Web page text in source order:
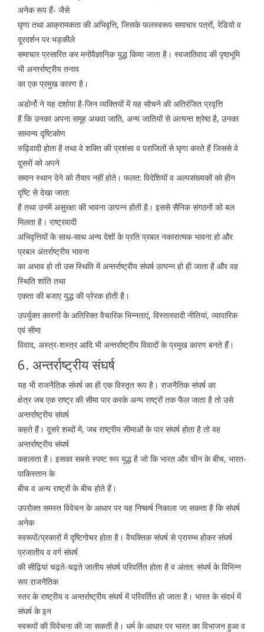
अनेक रूप हैं- जैसे
घृणा तथा आक्रामकता की अभिवृत्ति, जिसके फलस्वरूप समाचार पत्रों, रेडियो व
दूरदर्शन पर भड़कीले
समाचार प्रसारित कर मनोवैज्ञानिक युद्ध किया जाता है। स्वजातिवाद की पृष्ठभूमि
भी अन्तर्राष्ट्रीय तनाव
का एक प्रमुख कारण है।
अडोर्नो ने यह दर्शाया है-जिन व्यक्तियों में यह सोचने की अतिरंजित प्रवृत्ति
है कि उनका अपना समूह अथवा जाति, अन्य जातियों से अत्यन्त श्रेष्ठ है, उनका
सामान्य दृष्टिकोण
रुढ़िवादी होता है तथा वे शक्ति की प्रशंसा व पराजितों से घृणा करते हैं जिससे वे
दूसरों को अपने
समान स्थान देने को तैयार नहीं होते। फलत: विदेशियों व अल्पसंख्यकों को हीन
दृष्टि से देखा जाता
है तथा उनमें असुरक्षा की भावना उत्पन्न होती है। इससे सैनिक संगठनों को बल
मिलता है। राष्ट्रवादी
अभिवृत्तियों के साथ-साथ अन्य देशों के प्रति प्रबल नकारात्मक भावना हो और
प्रबल अंतर्राष्ट्रीय भावना
का अभाव हो तो उस स्थिति में अन्तर्राष्ट्रीय संघर्ष उत्पन्न हो ही जाता है और वह
स्थिति शांति तथा
एकता की बजाए युद्ध की प्रेरक होती है।
उपर्युक्त कारणों के अतिरिक्त वैचारिक भिन्नताएं, विस्तारवादी नीतियां, व्यापारिक
एवं सीमा
विवाद, अस्त्र-शस्त्र आदि भी अन्तर्राष्ट्रीय विवादों के प्रमुख कारण बनते हैं।
6. अन्तर्राष्ट्रीय संघर्ष
यह भी राजनैतिक संघर्ष का ही एक विस्तृत रूप है। राजनैतिक संघर्ष का
क्षेत्र जब एक राष्ट्र की सीमा पार करके अन्य राष्ट्रों तक फैल जाता है तो उसे
अन्तर्राष्ट्रीय संघर्ष
कहते हैं। दूसरे शब्दों में, जब राष्ट्रीय सीमाओं के पार संघर्ष होता है तो वह
अन्तर्राष्ट्रीय संघर्ष
कहलाता है। इसका सबसे स्पष्ट रूप युद्ध है जो कि भारत और चीन के बीच, भारत-
पाकिस्तान के
बीच व अन्य राष्ट्रों के बीच होते हैं।
उपरोक्त समस्त विवेचन के आधार पर यह निष्कर्ष निकाला जा सकता है कि संघर्ष
अनेक
स्वरूपों/प्रकारों में दृष्टिगोचर होता है। वैयक्तिक संघर्ष से प्रारम्भ होकर संघर्ष
प्रजातीय व वर्ग संघर्ष
की सीढ़ियां चढ़ते-चढ़ते जातीय संघर्ष परिवर्तित होता है व अंतत: संघर्ष के विभिन्न
रूप राजनैतिक
स्तर के राष्ट्रीय व अन्तर्राष्ट्रीय संघर्ष में परिवर्तित हो जाता है। भारत के संदर्भ में
संघर्ष के इन
स्वरूपों की विवेचना की जा सकती है। धर्म के आधार पर भारत का विभाजन हुआ व